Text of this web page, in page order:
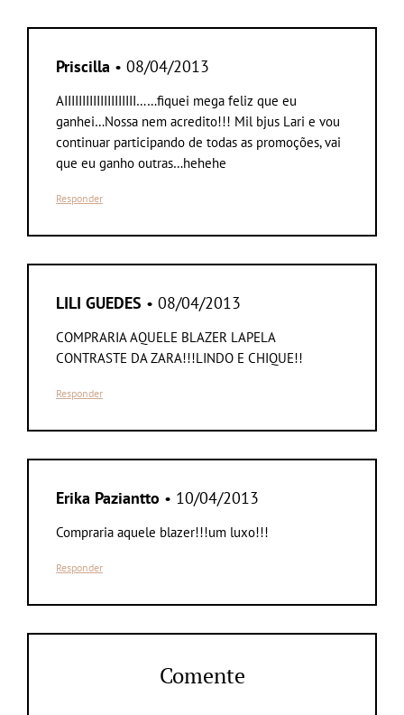
Priscilla • 08/04/2013
AIIIIIIIIIIIIIIIIIIII……fiquei mega feliz que eu
ganhei…Nossa nem acredito!!! Mil bjus Lari e vou
continuar participando de todas as promoções, vai
que eu ganho outras…hehehe
Responder
LILI GUEDES • 08/04/2013
COMPRARIA AQUELE BLAZER LAPELA
CONTRASTE DA ZARA!!!LINDO E CHIQUE!!
Responder
Erika Paziantto • 10/04/2013
Compraria aquele blazer!!!um luxo!!!
Responder
Comente